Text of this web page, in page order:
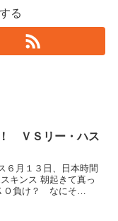
る
ＶＳリー・ハス
６月１３日、日本時間
キンス 朝起きて真っ
Ｏ負け？ なにそ